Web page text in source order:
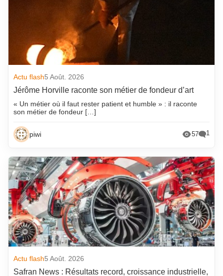
Actu flash5 Août. 2026
Jérôme Horville raconte son métier de fondeur d’art
« Un métier où il faut rester patient et humble » : il raconte
son métier de fondeur […]
piwi 57 1
Actu flash5 Août. 2026
Safran News : Résultats record, croissance industrielle,